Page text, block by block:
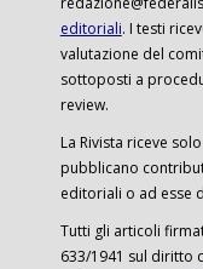
editoriali. I testi
valutazione del
sottoposti a
review.
La Rivista riceve
pubblicano
editoriali o ad esse
Tutti gli articoli
633/1941 sul diritto